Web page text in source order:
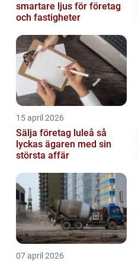
smartare ljus för företag
och fastigheter
15 april 2026
Sälja företag luleå så
lyckas ägaren med sin
största affär
07 april 2026